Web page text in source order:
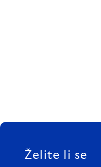
FOOTER
Želite li se